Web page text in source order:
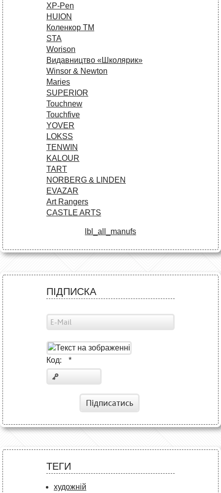
XP-Pen
HUION
Коленкор ТМ
STA
Worison
Видавництво «Школярик»
Winsor & Newton
Maries
SUPERIOR
Touchnew
Touchfive
YOVER
LOKSS
TENWIN
KALOUR
TART
NORBERG & LINDEN
EVAZAR
Art Rangers
CASTLE ARTS
lbl_all_manufs
ПІДПИСКА
Код: *
Підписатись
ТЕГИ
художній